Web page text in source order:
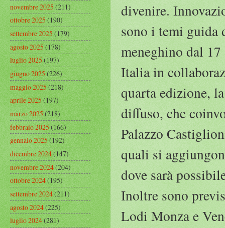
divenire.
sono i temi guida
meneghino dal
Italia in
quarta edizione,
diffuso, che
Palazzo
quali si
dove sarà
Inoltre sono
Lodi Monza e
novembre 2025(211)
ottobre 2025(190)
settembre 2025(179)
agosto 2025(178)
luglio 2025(197)
giugno 2025(226)
maggio 2025(218)
aprile 2025(197)
marzo 2025(218)
febbraio 2025(166)
gennaio 2025(192)
dicembre 2024(147)
novembre 2024(204)
ottobre 2024(195)
settembre 2024(211)
agosto 2024(225)
luglio 2024(281)